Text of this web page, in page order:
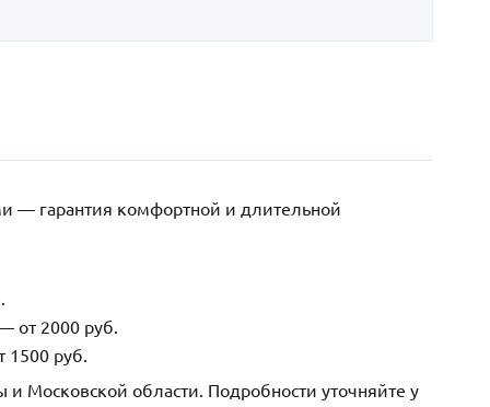
— гарантия комфортной и длительной
от 2000 руб.
1500 руб.
и Московской области. Подробности уточняйте у